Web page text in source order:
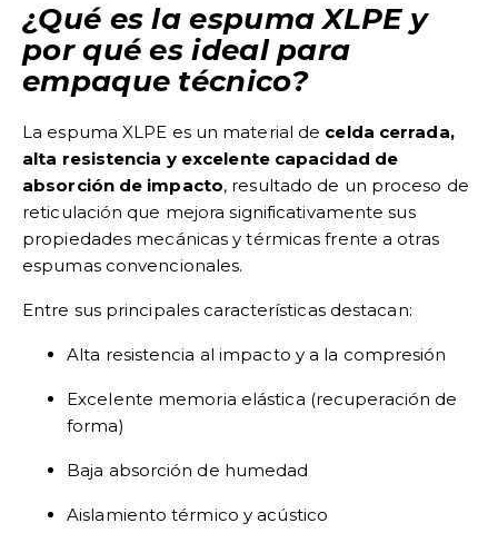
¿Qué es la espuma XLPE y
por qué es ideal para
empaque técnico?
La espuma XLPE es un material de celda cerrada,
alta resistencia y excelente capacidad de
absorción de impacto, resultado de un proceso de
reticulación que mejora significativamente sus
propiedades mecánicas y térmicas frente a otras
espumas convencionales.
Entre sus principales características destacan:
Alta resistencia al impacto y a la compresión
Excelente memoria elástica (recuperación de
forma)
Baja absorción de humedad
Aislamiento térmico y acústico